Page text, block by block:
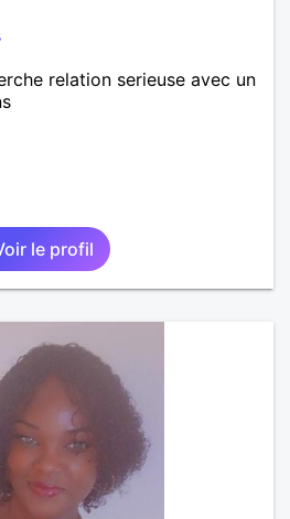
relation serieuse avec un
le profil